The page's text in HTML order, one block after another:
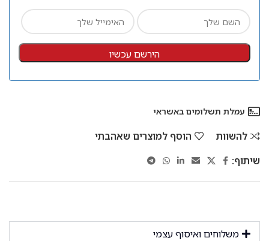
הירשם עכשיו
עמלת תשלומים באשראי
להשוות
הוסף למוצרים שאהבתי
שיתוף:
משלוחים ואיסוף עצמי